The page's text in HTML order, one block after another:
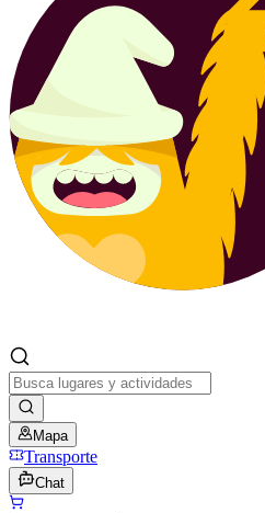
Mapa
Transporte
Chat